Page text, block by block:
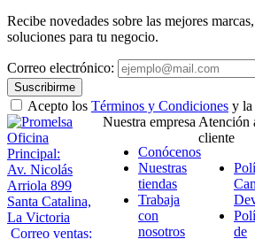
Recibe novedades sobre las mejores
soluciones para tu negocio.
Correo electrónico:
Suscribirme
Acepto los Términos y Condiciones y la
Oficina
Principal:
Av. Nicolás
Arriola 899
Santa Catalina,
La Victoria
Correo ventas:
Nuestra empresa
Conócenos
Nuestras
tiendas
Trabaja
con
nosotros
Atención
cliente
de